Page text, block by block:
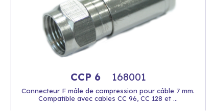
CCP 6 168001
Connecteur F mâle de compression pour câble 7 mm.
Compatible avec cables CC 96, CC 128 et ...